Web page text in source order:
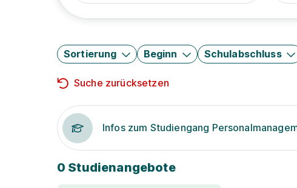
Sortierung Beginn Schulabschluss
Suche zurücksetzen
Infos zum Studiengang
0 Studienangebote